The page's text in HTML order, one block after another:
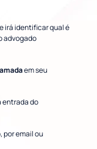
irá identificar qual é
advogado
em seu
entrada do
por email ou